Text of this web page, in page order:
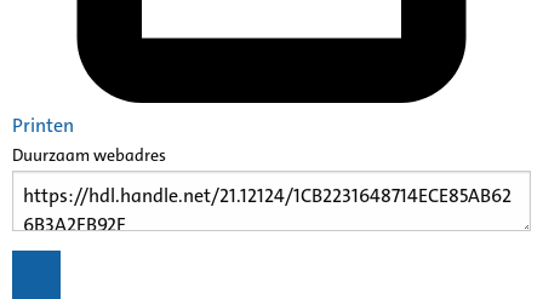
Printen
Duurzaam webadres